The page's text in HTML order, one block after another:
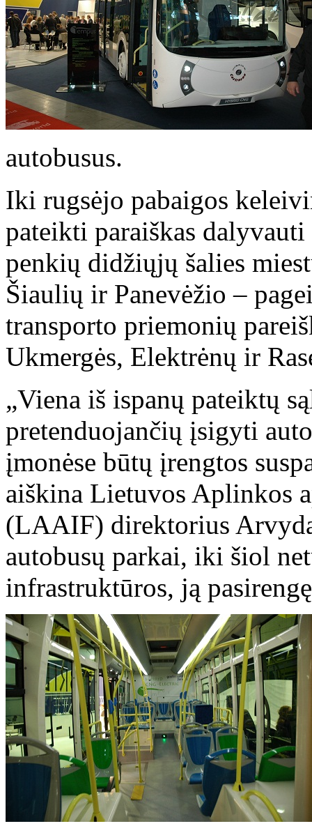
autobusus.
Iki rugsėjo pabaigos
pateikti paraiškas
penkių didžiųjų šalies
Šiaulių ir Panevėžio –
transporto priemonių
Ukmergės, Elektrėnų ir
„Viena iš ispanų pateiktų
pretenduojančių įsigyti
įmonėse būtų įrengtos
aiškina Lietuvos Aplinkos
(LAAIF) direktorius
autobusų parkai, iki šiol
infrastruktūros, ją